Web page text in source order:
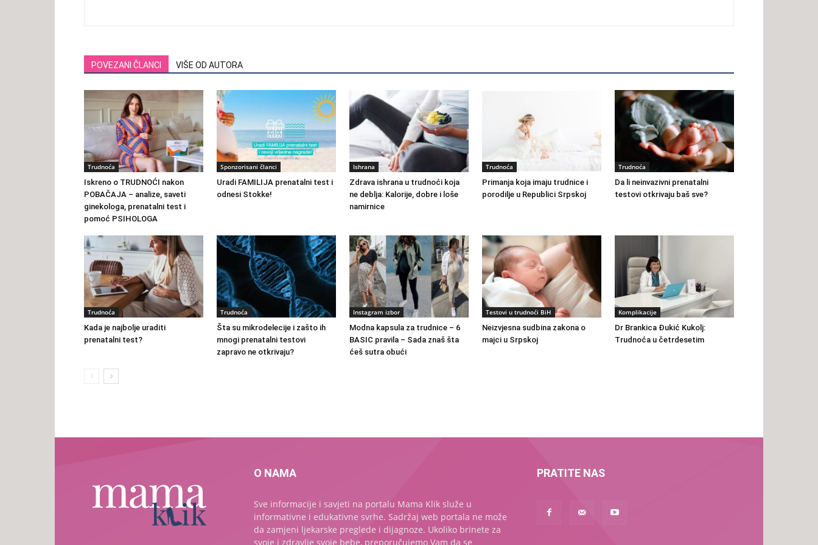
POVEZANI ČLANCI VIŠE OD AUTORA
Trudnoća
Iskreno o TRUDNOĆI nakon
POBAČAJA – analize, saveti
ginekologa, prenatalni test i
pomoć PSIHOLOGA
Sponzorisani članci
Uradi FAMILIJA prenatalni test i
odnesi Stokke!
Ishrana
Zdrava ishrana u trudnoći koja
ne deblja: Kalorije, dobre i loše
namirnice
Trudnoća
Primanja koja imaju trudnice i
porodilje u Republici Srpskoj
Trudnoća
Da li neinvazivni prenatalni
testovi otkrivaju baš sve?
Trudnoća
Kada je najbolje uraditi
prenatalni test?
Trudnoća
Šta su mikrodelecije i zašto ih
mnogi prenatalni testovi
zapravo ne otkrivaju?
Instagram izbor
Modna kapsula za trudnice – 6
BASIC pravila – Sada znaš šta
ćeš sutra obući
Testovi u trudnoći BiH
Neizvjesna sudbina zakona o
majci u Srpskoj
Komplikacije
Dr Brankica Đukić Kukolj:
Trudnoća u četrdesetim
O NAMA
Sve informacije i savjeti na portalu Mama Klik služe u
informativne i edukativne svrhe. Sadržaj web portala ne može
da zamjeni ljekarske preglede i dijagnoze. Ukoliko brinete za
svoje i zdravlje svoje bebe, preporučujemo Vam da se
PRATITE NAS